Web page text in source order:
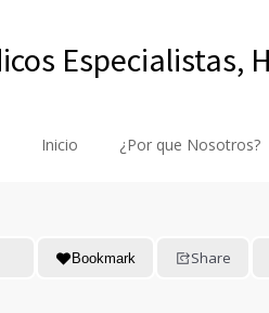
Especialistas,
Inicio ¿Por que Nosotros?
Bookmark Share